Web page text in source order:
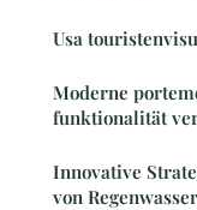
Usa
Moderne
funktionalität
Innovative
von